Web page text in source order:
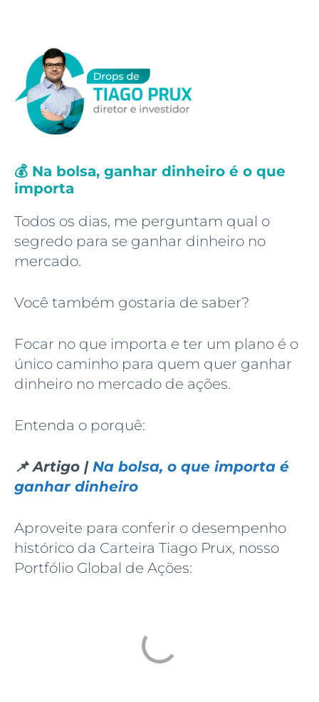
💰 Na bolsa, ganhar dinheiro é o que
importa
Todos os dias, me perguntam qual o
segredo para se ganhar dinheiro no
mercado.
Você também gostaria de saber?
Focar no que importa e ter um plano é o
único caminho para quem quer ganhar
dinheiro no mercado de ações.
Entenda o porquê:
📌 Artigo | Na bolsa, o que importa é
ganhar dinheiro
Aproveite para conferir o desempenho
histórico da Carteira Tiago Prux, nosso
Portfólio Global de Ações: